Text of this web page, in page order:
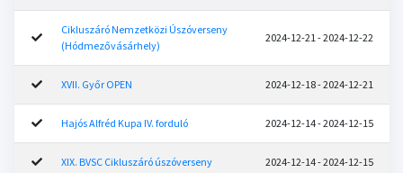
Cikluszáró Nemzetközi Úszóverseny
(Hódmezővásárhely)
2024-12-21 - 2024-12-22
XVII. Győr OPEN 2024-12-18 - 2024-12-21
Hajós Alfréd Kupa IV. forduló 2024-12-14 - 2024-12-15
XIX. BVSC Cikluszáró úszóverseny 2024-12-14 - 2024-12-15